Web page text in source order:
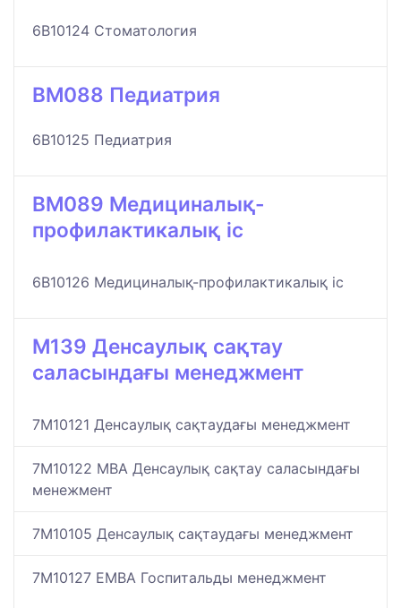
6B10124 Стоматология
BM088 Педиатрия
6B10125 Педиатрия
BM089 Медициналық-
профилактикалық іс
6B10126 Медициналық-профилактикалық іс
M139 Денсаулық сақтау
саласындағы менеджмент
7M10121 Денсаулық сақтаудағы менеджмент
7M10122 MBA Денсаулық сақтау саласындағы
менежмент
7M10105 Денсаулық сақтаудағы менеджмент
7M10127 EМВА Госпитальды менеджмент